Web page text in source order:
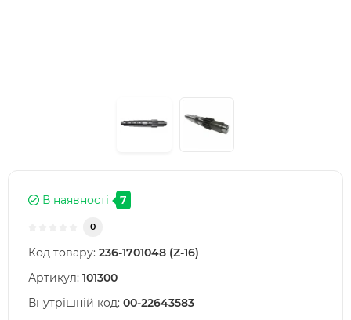
В наявності 7
0
Код товару: 236-1701048 (Z-16)
Артикул: 101300
Внутрішній код: 00-22643583